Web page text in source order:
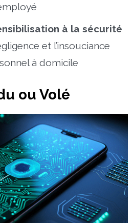
à la sécurité
et l’insouciance
à domicile
ou Volé